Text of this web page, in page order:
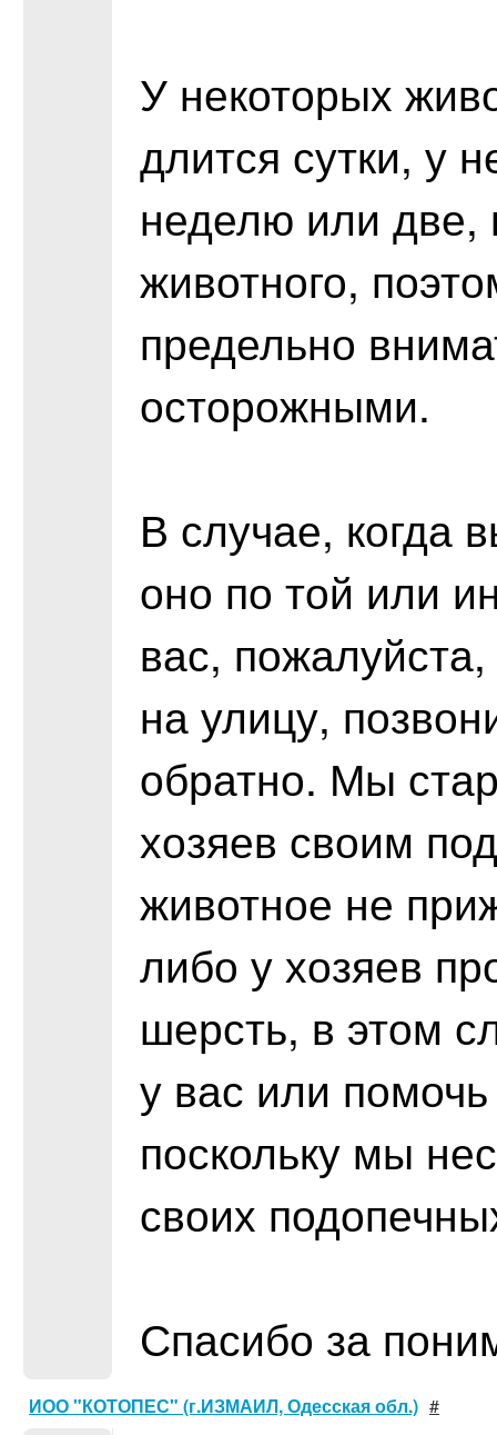
У некоторых
длится сутки, у
неделю или две,
животного,
предельно
осторожными.
В случае, когда
оно по той или
вас,
на улицу,
обратно. Мы
хозяев своим
животное не
либо у хозяев
шерсть, в этом
у вас или
поскольку мы
своих
Спасибо за
ИОО "КОТОПЕС" (г.ИЗМАИЛ, Одесская обл.) #